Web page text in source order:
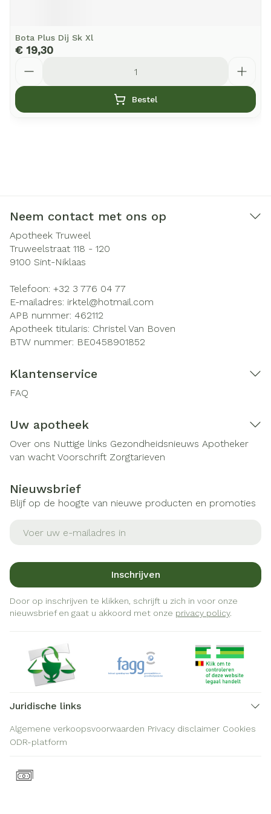
Bota Plus Dij Sk Xl
€ 19,30
Bestel
Neem contact met ons op
Apotheek Truweel
Truweelstraat 118 - 120
9100 Sint-Niklaas
Telefoon: +32 3 776 04 77
E-mailadres: irktel@hotmail.com
APB nummer: 462112
Apotheek titularis: Christel Van Boven
BTW nummer: BE0458901852
Klantenservice
FAQ
Uw apotheek
Over ons Nuttige links Gezondheidsnieuws Apotheker
van wacht Voorschrift Zorgtarieven
Nieuwsbrief
Blijf op de hoogte van nieuwe producten en promoties
Inschrijven
Door op inschrijven te klikken, schrijft u zich in voor onze
nieuwsbrief en gaat u akkoord met onze privacy policy.
Juridische links
Algemene verkoopsvoorwaarden Privacy disclaimer Cookies
ODR-platform